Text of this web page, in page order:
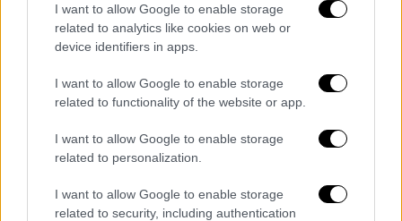
I want to allow Google to enable storage
related to analytics like cookies on web or
device identifiers in apps.
I want to allow Google to enable storage
related to functionality of the website or app.
I want to allow Google to enable storage
related to personalization.
I want to allow Google to enable storage
related to security, including authentication
15.12.2020 18:47
Σταύρος Νιάρχος: Παντρεύεται την
Ντάσα Ζούκοβα, πρώην σύζυγο του
Αμπράμοβιτς
Ο Σταύρος Νιάρχος έκανε πρόταση γάμου
στη Ρωσίδα καλλονή Ντάσα Ζούκοβα στο
πάρτι των γενεθλίων της στο Χάρλεμ